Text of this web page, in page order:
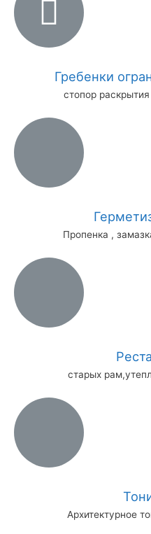
Гребенки
стопор
Пропенка ,
старых
Архитектурное